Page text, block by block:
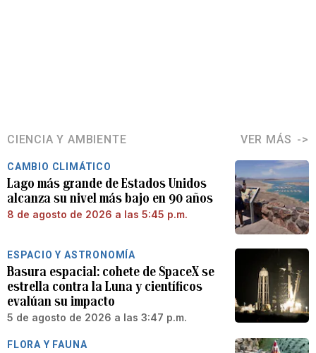
CIENCIA Y AMBIENTE VER MÁS
CAMBIO CLIMÁTICO
Lago más grande de Estados Unidos
alcanza su nivel más bajo en 90 años
8 de agosto de 2026 a las 5:45 p.m.
ESPACIO Y ASTRONOMÍA
Basura espacial: cohete de SpaceX se
estrella contra la Luna y científicos
evalúan su impacto
5 de agosto de 2026 a las 3:47 p.m.
FLORA Y FAUNA